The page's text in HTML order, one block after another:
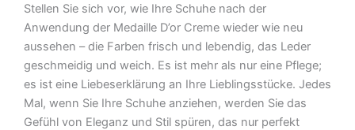
Stellen Sie sich vor, wie Ihre Schuhe nach der
Anwendung der Medaille D’or Creme wieder wie neu
aussehen – die Farben frisch und lebendig, das Leder
geschmeidig und weich. Es ist mehr als nur eine Pflege;
es ist eine Liebeserklärung an Ihre Lieblingsstücke. Jedes
Mal, wenn Sie Ihre Schuhe anziehen, werden Sie das
Gefühl von Eleganz und Stil spüren, das nur perfekt